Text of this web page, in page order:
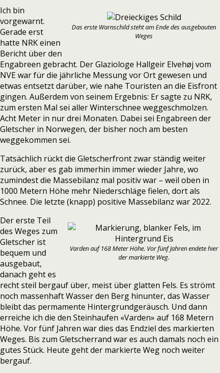
Das erste Warnschild steht am Ende des ausgebauten
Weges
Ich bin
vorgewarnt.
Gerade erst
hatte NRKeinen
Bericht über den
Engabreen gebracht. Der Glaziologe Hallgeir Elvehøj vom
NVE war für die jährliche Messung vor Ort gewesen und
etwas entsetzt darüber, wie nahe Touristen an die Eisfront
gingen. Außerdem von seinem Ergebnis: Er sagte zu NRK,
zum ersten Mal sei aller Winterschnee weggeschmolzen.
Acht Meter in nur drei Monaten. Dabei sei Engabreen der
Gletscher in Norwegen, der bisher noch am besten
weggekommen sei.
Tatsächlich rückt die Gletscherfront zwar ständig weiter
zurück, aber es gab immerhin immer wieder Jahre, wo
zumindest die Massebilanz mal positiv war – weil oben in
1000 Metern Höhe mehr Niederschläge fielen, dort als
Schnee. Die letzte (knapp) positive Massebilanz war 2022.
Varden auf 168 Meter Höhe. Vor fünf Jahren endete hier
der markierte Weg.
Der erste Teil
des Weges zum
Gletscher ist
bequem und
ausgebaut,
danach geht es
recht steil bergauf über, meist über glatten Fels. Es strömt
noch massenhaft Wasser den Berg hinunter, das Wasser
bleibt das permamente Hintergrundgeräusch. Und dann
erreiche ich die den Steinhaufen «Varden» auf 168 Metern
Höhe. Vor fünf Jahren war dies das Endziel des markierten
Weges. Bis zum Gletscherrand war es auch damals noch ein
gutes Stück. Heute geht der markierte Weg noch weiter
bergauf.